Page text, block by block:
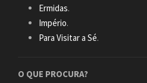
Ermidas.
Império.
Para Visitar a Sé.
O QUE PROCURA?